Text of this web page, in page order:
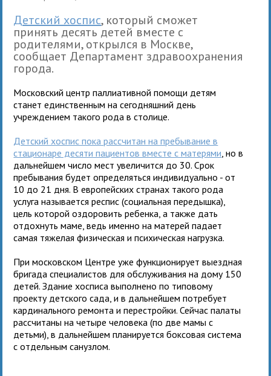
Детский хоспис, который сможет
принять десять детей вместе с
родителями, открылся в Москве,
сообщает Департамент здравоохранения
города.
Московский центр паллиативной помощи детям
станет единственным на сегодняшний день
учреждением такого рода в столице.
Детский хоспис пока рассчитан на пребывание в
стационаре десяти пациентов вместе с матерями , но в
дальнейшем число мест увеличится до 30. Срок
пребывания будет определяться индивидуально - от
10 до 21 дня. В европейских странах такого рода
услуга называется респис (социальная передышка),
цель которой оздоровить ребенка, а также дать
отдохнуть маме, ведь именно на матерей падает
самая тяжелая физическая и психическая нагрузка.
При московском Центре уже функционирует выездная
бригада специалистов для обслуживания на дому 150
детей. Здание хосписа выполнено по типовому
проекту детского сада, и в дальнейшем потребует
кардинального ремонта и перестройки. Сейчас палаты
рассчитаны на четыре человека (по две мамы с
детьми), в дальнейшем планируется боксовая система
с отдельным санузлом.